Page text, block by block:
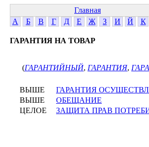
Главная
А
Б В Г Д Е Ж З И Й К
ГАРАНТИЯ НА ТОВАР
(ГАРАНТИЙНЫЙ, ГАРАНТИЯ,
ВЫШЕ
ГАРАНТИЯ
ВЫШЕ
ОБЕЩАНИЕ
ЦЕЛОЕ
ЗАЩИТА ПРАВ